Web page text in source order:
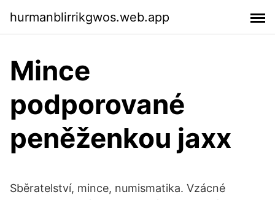
hurmanblirrikgwos.web.app
Mince
podporované
peněženkou jaxx
Sběratelství, mince, numismatika. Vzácné